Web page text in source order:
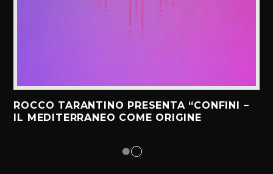
ROCCO TARANTINO PRESENTA “CONFINI –
IL MEDITERRANEO COME ORIGINE